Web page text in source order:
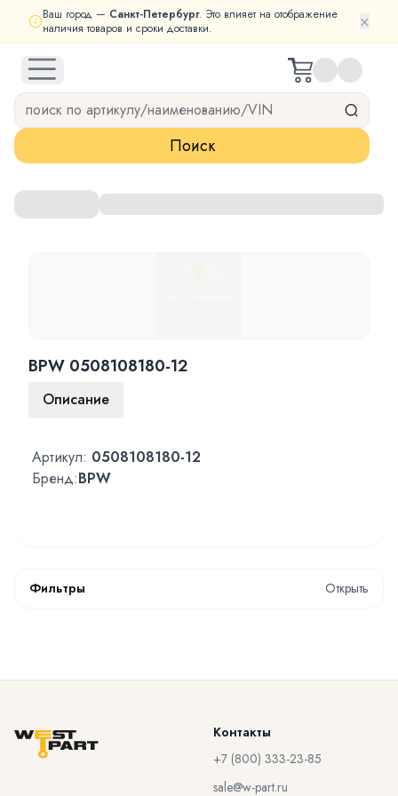
Ваш город — Санкт-Петербург. Это влияет на отображение
наличия товаров и сроки доставки.
×
open navigation menu
Поиск
BPW 0508108180-12
Описание
Артикул: 0508108180-12
Бренд:BPW
Фильтры Открыть
Контакты
+7 (800) 333-23-85
sale@w-part.ru